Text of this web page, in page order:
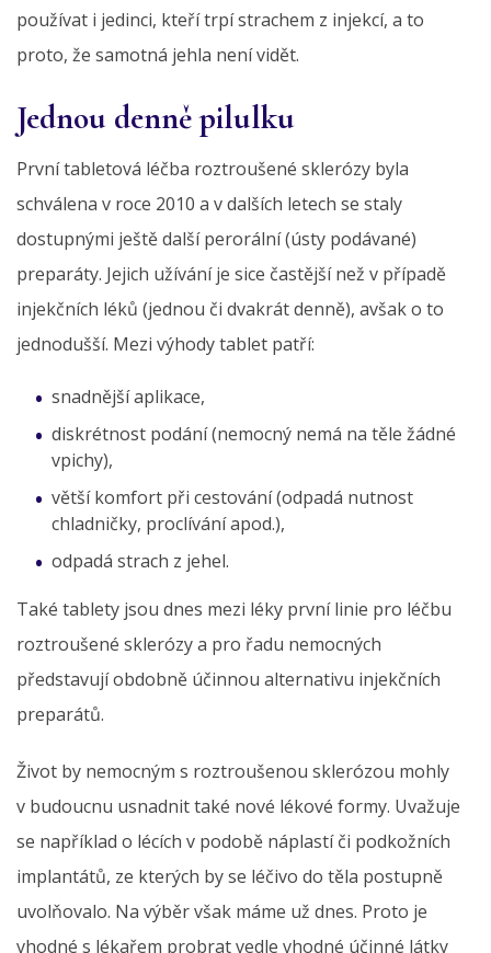
používat i jedinci, kteří trpí strachem z injekcí, a to
proto, že samotná jehla není vidět.
Jednou denně pilulku
První tabletová léčba roztroušené sklerózy byla
schválena v roce 2010 a v dalších letech se staly
dostupnými ještě další perorální (ústy podávané)
preparáty. Jejich užívání je sice častější než v případě
injekčních léků (jednou či dvakrát denně), avšak o to
jednodušší. Mezi výhody tablet patří:
snadnější aplikace,
diskrétnost podání (nemocný nemá na těle žádné
vpichy),
větší komfort při cestování (odpadá nutnost
chladničky, proclívání apod.),
odpadá strach z jehel.
Také tablety jsou dnes mezi léky první linie pro léčbu
roztroušené sklerózy a pro řadu nemocných
představují obdobně účinnou alternativu injekčních
preparátů.
Život by nemocným s roztroušenou sklerózou mohly
v budoucnu usnadnit také nové lékové formy. Uvažuje
se například o lécích v podobě náplastí či podkožních
implantátů, ze kterých by se léčivo do těla postupně
uvolňovalo. Na výběr však máme už dnes. Proto je
vhodné s lékařem probrat vedle vhodné účinné látky